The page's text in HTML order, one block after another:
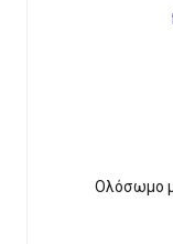
Ολόσωμο